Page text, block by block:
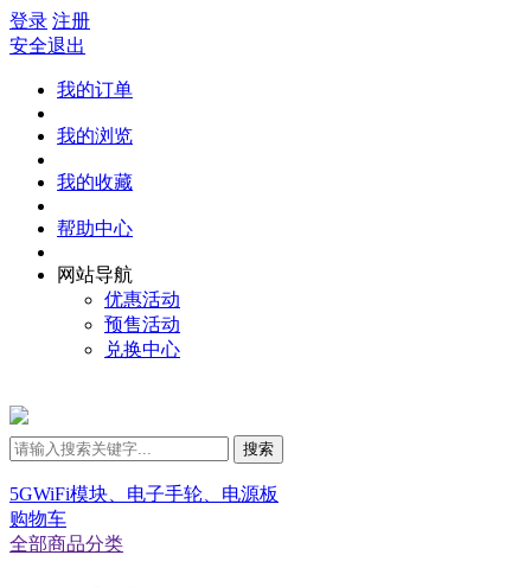
登录 注册
安全退出
我的订单
我的浏览
我的收藏
帮助中心
网站导航
优惠活动
预售活动
兑换中心
搜索
5GWiFi模块、电子手轮、电源板
购物车
全部商品分类